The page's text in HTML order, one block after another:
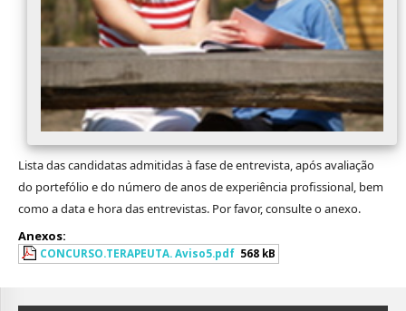
Lista das candidatas admitidas à fase de entrevista, após avaliação
do portefólio e do número de anos de experiência profissional, bem
como a data e hora das entrevistas. Por favor, consulte o anexo.
Anexos:
CONCURSO.TERAPEUTA. Aviso5.pdf 568 kB